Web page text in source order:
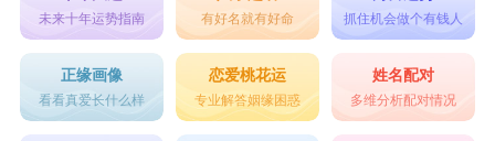
未来十年运势指南 有好名就有好命 抓住机会做个有钱人
正缘画像
看看真爱长什么样
恋爱桃花运
专业解答姻缘困惑
姓名配对
多维分析配对情况